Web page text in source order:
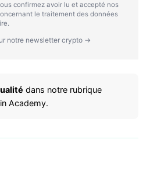
confirmez avoir lu et accepté nos
le traitement des données
notre newsletter crypto →
dans notre rubrique
Academy.